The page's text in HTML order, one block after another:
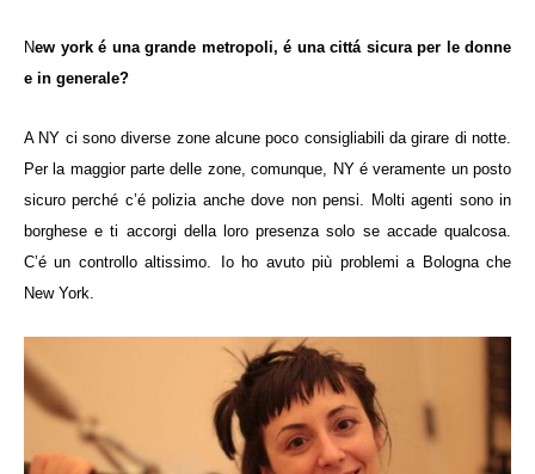
New york é una grande metropoli, é una cittá sicura per le donne
e in generale?
A NY ci sono diverse zone alcune poco consigliabili da girare di notte.
Per la maggior parte delle zone, comunque, NY é veramente un posto
sicuro perché c’é polizia anche dove non pensi. Molti agenti sono in
borghese e ti accorgi della loro presenza solo se accade qualcosa.
C’é un controllo altissimo.
Io ho avuto più problemi a Bologna che
New York.